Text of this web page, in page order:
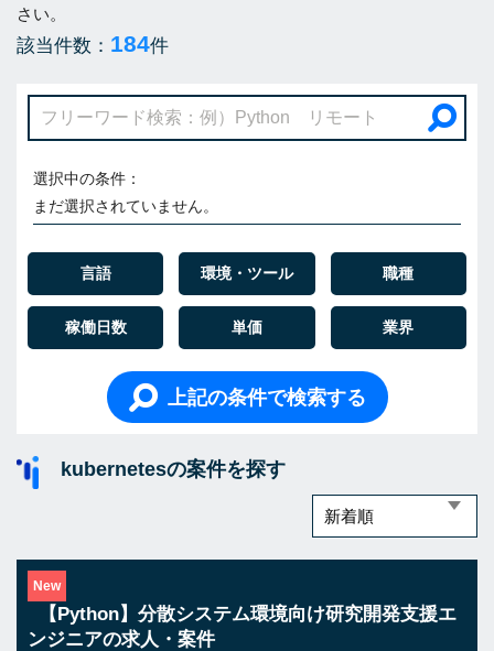
さい。
該当件数： 184件
選択中の条件：
まだ選択されていません。
言語 環境・ツール 職種
稼働日数 単価 業界
上記の条件で検索する
kubernetesの案件を探す
New
【Python】分散システム環境向け研究開発支援エ
ンジニアの求人・案件